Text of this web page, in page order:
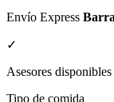
Envío Express
✓
Asesores
Tipo de comida